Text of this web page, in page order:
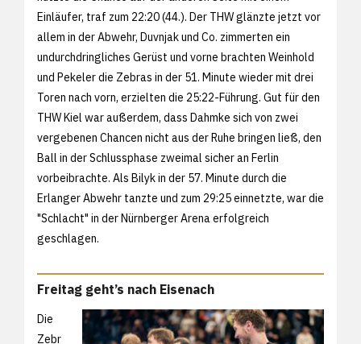
Einläufer, traf zum 22:20 (44.). Der THW glänzte jetzt vor
allem in der Abwehr, Duvnjak und Co. zimmerten ein
undurchdringliches Gerüst und vorne brachten Weinhold
und Pekeler die Zebras in der 51. Minute wieder mit drei
Toren nach vorn, erzielten die 25:22-Führung. Gut für den
THW Kiel war außerdem, dass Dahmke sich von zwei
vergebenen Chancen nicht aus der Ruhe bringen ließ, den
Ball in der Schlussphase zweimal sicher an Ferlin
vorbeibrachte. Als Bilyk in der 57. Minute durch die
Erlanger Abwehr tanzte und zum 29:25 einnetzte, war die
"Schlacht" in der Nürnberger Arena erfolgreich
geschlagen.
Freitag geht’s nach Eisenach
Die
Zebr